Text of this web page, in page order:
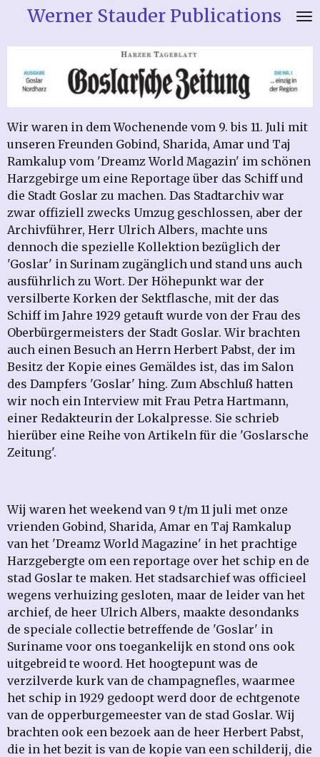
naar
hoofdinhoud
Werner Stauder Publications
Wir waren in dem Wochenende vom 9. bis 11. Juli mit
unseren Freunden Gobind, Sharida, Amar und Taj
Ramkalup vom 'Dreamz World Magazin' im schönen
Harzgebirge um eine Reportage über das Schiff und
die Stadt Goslar zu machen. Das Stadtarchiv war
zwar offiziell zwecks Umzug geschlossen, aber der
Archivführer, Herr Ulrich Albers, machte uns
dennoch die spezielle Kollektion bezüglich der
'Goslar' in Surinam zugänglich und stand uns auch
ausführlich zu Wort. Der Höhepunkt war der
versilberte Korken der Sektflasche, mit der das
Schiff im Jahre 1929 getauft wurde von der Frau des
Oberbürgermeisters der Stadt Goslar. Wir brachten
auch einen Besuch an Herrn Herbert Pabst, der im
Besitz der Kopie eines Gemäldes ist, das im Salon
des Dampfers 'Goslar' hing. Zum Abschluß hatten
wir noch ein Interview mit Frau Petra Hartmann,
einer Redakteurin der Lokalpresse. Sie schrieb
hierüber eine Reihe von Artikeln für die 'Goslarsche
Zeitung'.
Wij waren het weekend van 9 t/m 11 juli met onze
vrienden Gobind, Sharida, Amar en Taj Ramkalup
van het 'Dreamz World Magazine' in het prachtige
Harzgebergte om een reportage over het schip en de
stad Goslar te maken. Het stadsarchief was officieel
wegens verhuizing gesloten, maar de leider van het
archief, de heer Ulrich Albers, maakte desondanks
de speciale collectie betreffende de 'Goslar' in
Suriname voor ons toegankelijk en stond ons ook
uitgebreid te woord. Het hoogtepunt was de
verzilverde kurk van de champagnefles, waarmee
het schip in 1929 gedoopt werd door de echtgenote
van de opperburgemeester van de stad Goslar.Wij
brachten ook een bezoek aan de heer Herbert Pabst,
die in het bezit is van de kopie van een schilderij, die